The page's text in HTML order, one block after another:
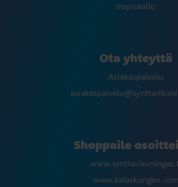
Inspiraatio
Ota yhteyttä
Asiakaspalvelu
Shoppaile
www.kalaskungen.com